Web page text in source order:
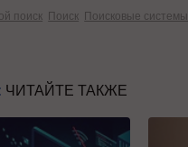
поиск Поиск Поисковые системы
ЧИТАЙТЕ ТАКЖЕ